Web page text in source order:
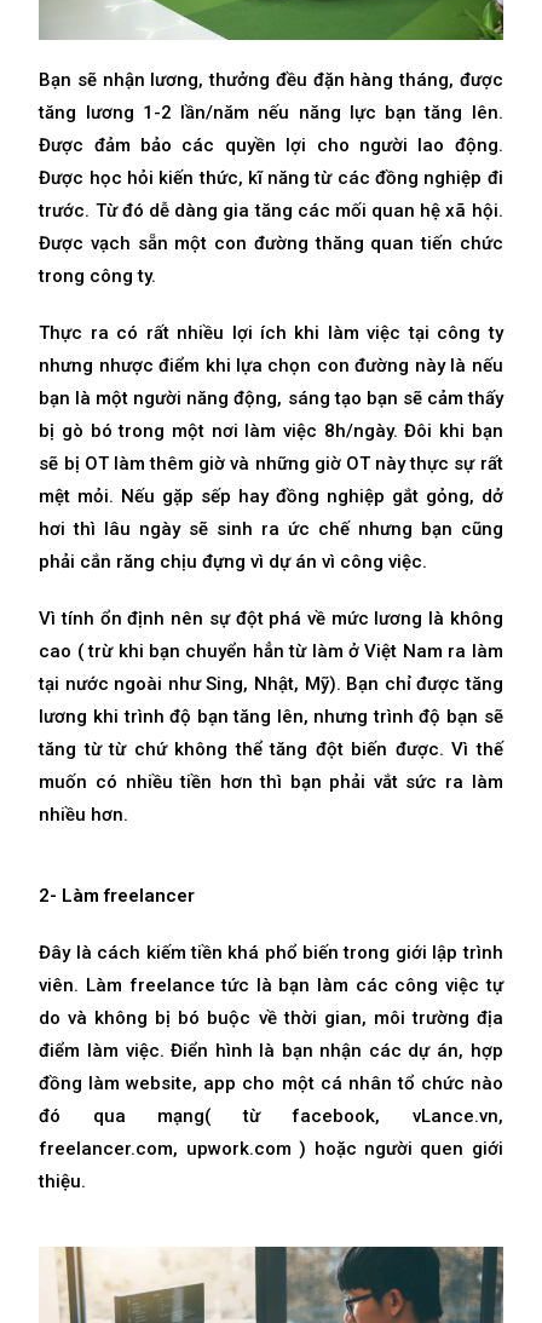
Bạn sẽ nhận lương, thưởng đều đặn hàng tháng, được
tăng lương 1-2 lần/năm nếu năng lực bạn tăng lên.
Được đảm bảo các quyền lợi cho người lao động.
Được học hỏi kiến thức, kĩ năng từ các đồng nghiệp đi
trước. Từ đó dễ dàng gia tăng các mối quan hệ xã hội.
Được vạch sẵn một con đường thăng quan tiến chức
trong công ty.
Thực ra có rất nhiều lợi ích khi làm việc tại công ty
nhưng nhược điểm khi lựa chọn con đường này là nếu
bạn là một người năng động, sáng tạo bạn sẽ cảm thấy
bị gò bó trong một nơi làm việc 8h/ngày. Đôi khi bạn
sẽ bị OT làm thêm giờ và những giờ OT này thực sự rất
mệt mỏi. Nếu gặp sếp hay đồng nghiệp gắt gỏng, dở
hơi thì lâu ngày sẽ sinh ra ức chế nhưng bạn cũng
phải cắn răng chịu đựng vì dự án vì công việc.
Vì tính ổn định nên sự đột phá về mức lương là không
cao ( trừ khi bạn chuyển hẳn từ làm ở Việt Nam ra làm
tại nước ngoài như Sing, Nhật, Mỹ). Bạn chỉ được tăng
lương khi trình độ bạn tăng lên, nhưng trình độ bạn sẽ
tăng từ từ chứ không thể tăng đột biến được. Vì thế
muốn có nhiều tiền hơn thì bạn phải vắt sức ra làm
nhiều hơn.
2- Làm freelancer
Đây là cách kiếm tiền khá phổ biến trong giới lập trình
viên. Làm freelance tức là bạn làm các công việc tự
do và không bị bó buộc về thời gian, môi trường địa
điểm làm việc. Điển hình là bạn nhận các dự án, hợp
đồng làm website, app cho một cá nhân tổ chức nào
đó qua mạng( từ facebook, vLance.vn,
freelancer.com, upwork.com ) hoặc người quen giới
thiệu.